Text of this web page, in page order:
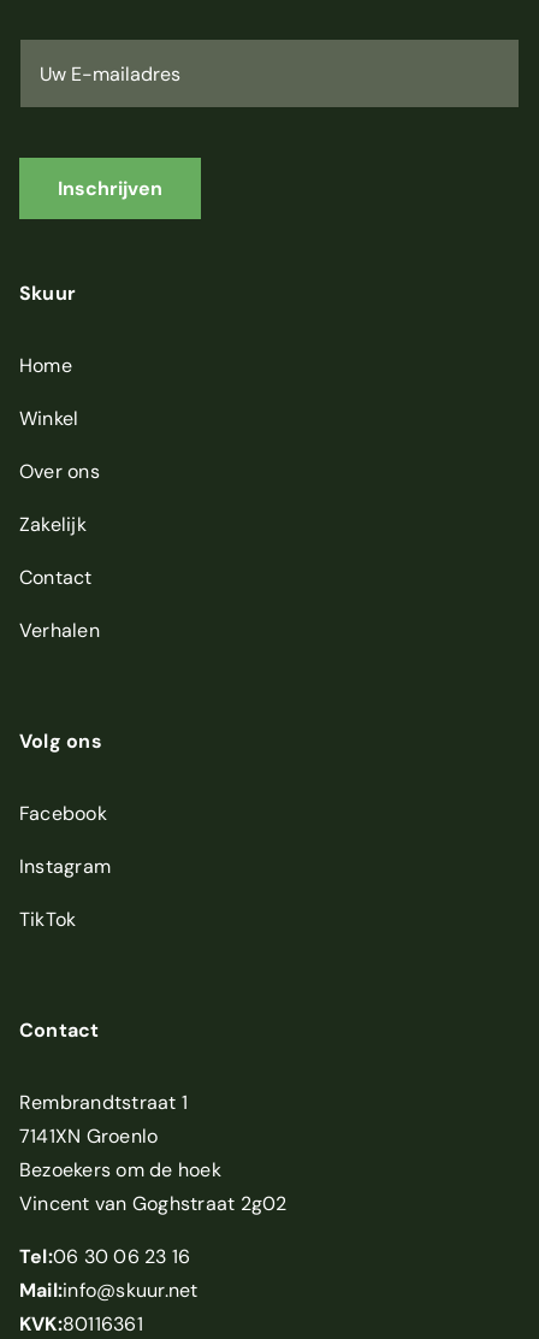
U
-
a
l
r
e
Inschrijven
Skuur
Home
Winkel
Over ons
Zakelijk
Contact
Verhalen
Volg ons
Facebook
Instagram
TikTok
Contact
Rembrandtstraat 1
7141XN Groenlo
Bezoekers om de hoek
Vincent van Goghstraat 2g02
Tel:06 30 06 23 16
Mail:info@skuur.net
KVK:80116361